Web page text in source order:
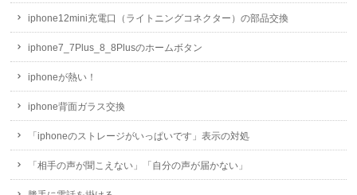
iphone12mini充電口（ライトニングコネクター）の部品交換
iphone7_7Plus_8_8Plusのホームボタン
iphoneが熱い！
iphone背面ガラス交換
「iphoneのストレージがいっぱいです」表示の対処
「相手の声が聞こえない」「自分の声が届かない」